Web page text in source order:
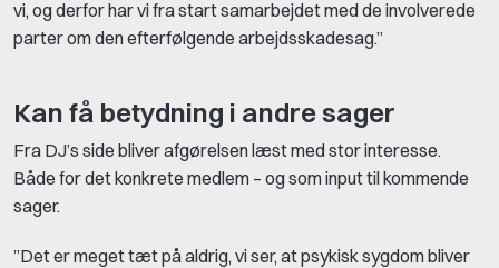
vi, og derfor har vi fra start samarbejdet med de involverede
parter om den efterfølgende arbejdsskadesag.”
Kan få betydning i andre sager
Fra DJ’s side bliver afgørelsen læst med stor interesse.
Både for det konkrete medlem – og som input til kommende
sager.
”Det er meget tæt på aldrig, vi ser, at psykisk sygdom bliver